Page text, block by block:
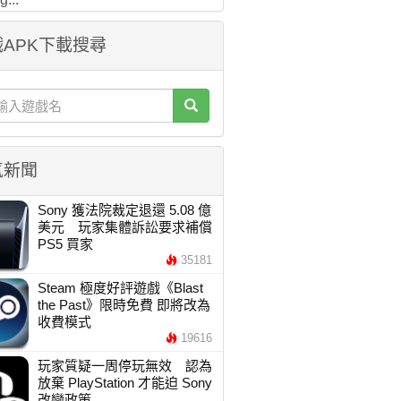
下載搜尋
聞
Sony 獲法院裁定退還 5.08 億
美元 玩家集體訴訟要求補償
PS5 買家
35181
Steam 極度好評遊戲《Blast
the Past》限時免費 即將改為
收費模式
19616
玩家質疑一周停玩無效 認為
放棄 PlayStation 才能迫 Sony